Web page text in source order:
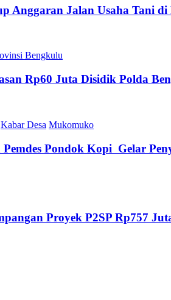
Anggaran Jalan Usaha Tani
Bengkulu
Rp60 Juta Disidik Polda
Kabar Desa Mukomuko
Pemdes Pondok Kopi Gelar
Proyek P2SP Rp757